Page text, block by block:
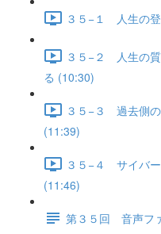
３５−１ 人生の
３５−２ 人生の
る (10:30)
３５−３ 過去側
(11:39)
３５−４ サイバ
(11:46)
第３５回 音声フ